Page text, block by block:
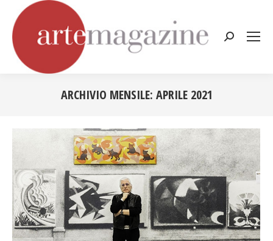
Cerca:
ARCHIVIO MENSILE: APRILE 2021